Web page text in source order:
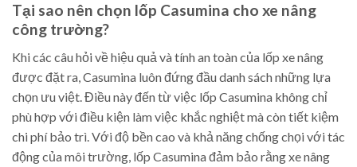
Tại sao nên chọn lốp Casumina cho xe nâng
công trường?
Khi các câu hỏi về hiệu quả và tính an toàn của lốp xe nâng
được đặt ra, Casumina luôn đứng đầu danh sách những lựa
chọn ưu việt. Điều này đến từ việc lốp Casumina không chỉ
phù hợp với điều kiện làm việc khắc nghiệt mà còn tiết kiệm
chi phí bảo trì. Với độ bền cao và khả năng chống chọi với tác
động của môi trường, lốp Casumina đảm bảo rằng xe nâng